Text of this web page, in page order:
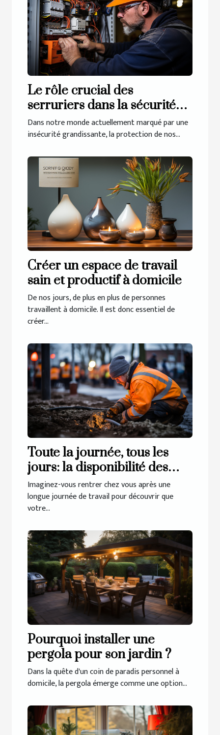
Le rôle crucial des
serruriers dans la sécurité
de nos maisons
Dans notre monde actuellement marqué par une
insécurité grandissante, la protection de nos...
Créer un espace de travail
sain et productif à domicile
De nos jours, de plus en plus de personnes
travaillent à domicile. Il est donc essentiel de
créer...
Toute la journée, tous les
jours: la disponibilité des
services de débouchage à
Haren
Imaginez-vous rentrer chez vous après une
longue journée de travail pour découvrir que
votre...
Pourquoi installer une
pergola pour son jardin ?
Dans la quête d'un coin de paradis personnel à
domicile, la pergola émerge comme une option...